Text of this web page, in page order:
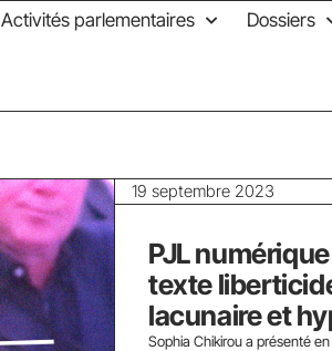
Activités parlementaires Dossiers
19 septembre 2023
PJL
texte
lacunaire et
Sophia Chikirou a présenté